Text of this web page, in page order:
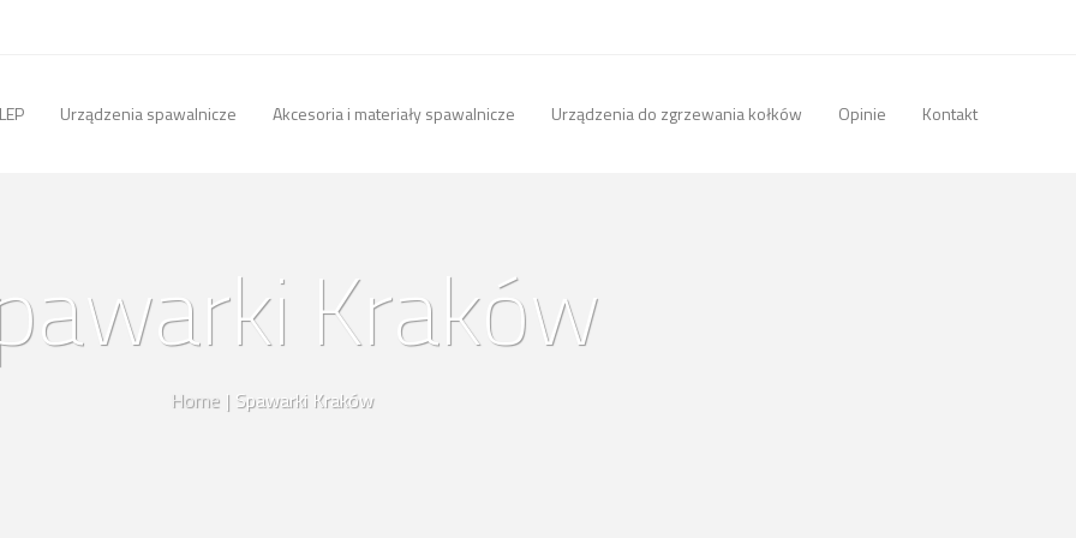
Urządzenia spawalnicze Akcesoria i materiały spawalnicze Urządzenia do zgrzewania kołków Opinie Kontakt
Kraków
Home | Spawarki Kraków